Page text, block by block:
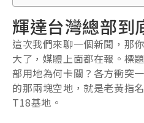
輝達台灣總部到
這次我們來聊一個新聞，那
大了，媒體上面都在報。標
部用地為何卡關？各方衝突
的那兩塊空地，就是老黃指
T18基地。